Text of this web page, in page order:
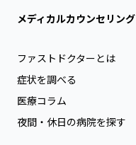
メディカルカウンセリング
ファストドクターとは
症状を調べる
医療コラム
夜間・休日の病院を探す